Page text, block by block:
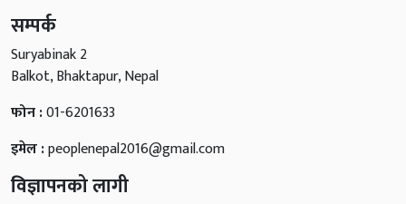
सम्पर्क
Suryabinak 2
Balkot, Bhaktapur, Nepal
फोन :01-6201633
इमेल :peoplenepal2016@gmail.com
विज्ञापनको लागी